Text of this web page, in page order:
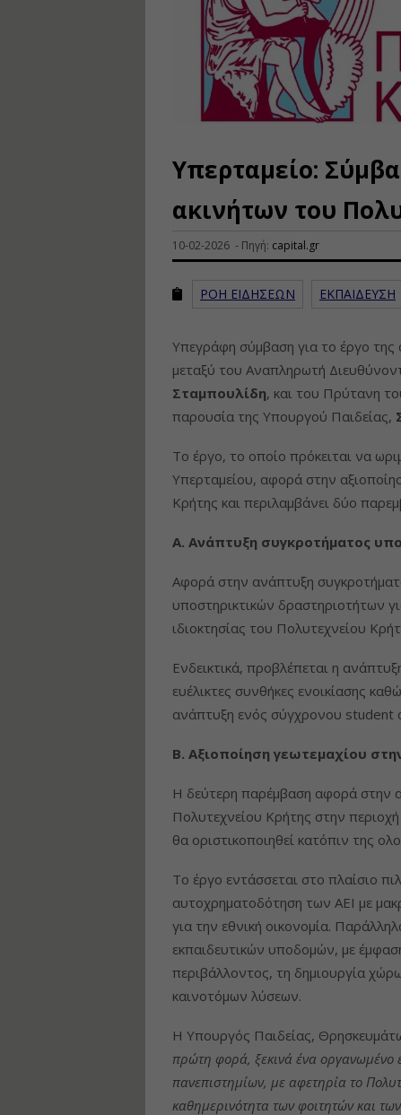
Υπερταμείο:
ακινήτων του
10-02-2026 - Πηγή: capital.gr
ΡΟΗ ΕΙΔΗΣΕΩΝ ΕΚΠΑΙΔΕΥΣΗ
Υπεγράφη σύμβαση για το έργο της
μεταξύ του Αναπληρωτή
Σταμπουλίδη, και του Πρύτανη
παρουσία της Υπουργού Παιδείας,
Το έργο, το οποίο πρόκειται να
Υπερταμείου, αφορά στην
Κρήτης και περιλαμβάνει δύο
Α. Ανάπτυξη συγκροτήματος
Αφορά στην ανάπτυξη
υποστηρικτικών δραστηριοτήτων
ιδιοκτησίας του Πολυτεχνείου
Ενδεικτικά, προβλέπεται η
ευέλικτες συνθήκες ενοικίασης
ανάπτυξη ενός σύγχρονου student
Β. Αξιοποίηση γεωτεμαχίου
Η δεύτερη παρέμβαση αφορά στην
Πολυτεχνείου Κρήτης στην
θα οριστικοποιηθεί κατόπιν της
Το έργο εντάσσεται στο πλαίσιο
αυτοχρηματοδότηση των ΑΕΙ με
για την εθνική οικονομία.
εκπαιδευτικών υποδομών, με
περιβάλλοντος, τη δημιουργία
καινοτόμων λύσεων.
Η Υπουργός Παιδείας,
πρώτη φορά, ξεκινά ένα οργανωμένο
πανεπιστημίων, με αφετηρία το
καθημερινότητα των φοιτητών και